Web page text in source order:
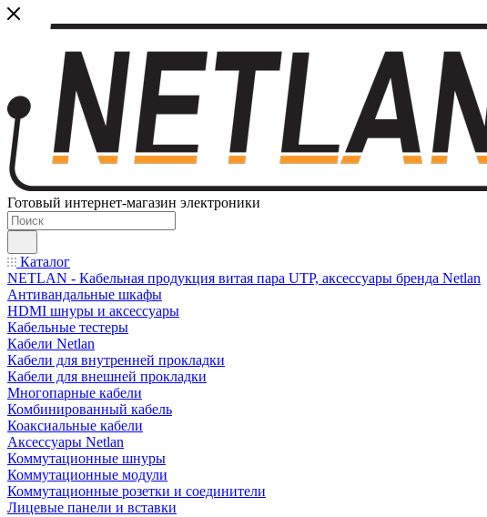
Готовый интернет-магазин электроники
Каталог
NETLAN - Кабельная продукция витая пара UTP, аксессуары бренда Netlan
Антивандальные шкафы
HDMI шнуры и аксессуары
Кабельные тестеры
Кабели Netlan
Кабели для внутренней прокладки
Кабели для внешней прокладки
Многопарные кабели
Комбинированный кабель
Коаксиальные кабели
Аксессуары Netlan
Коммутационные шнуры
Коммутационные модули
Коммутационные розетки и соединители
Лицевые панели и вставки